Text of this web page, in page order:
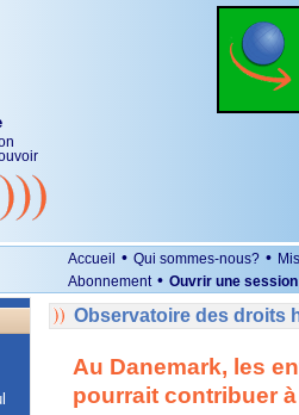
Accueil • Qui sommes-nous? •
Abonnement • Ouvrir une session
Observatoire des droits
Au Danemark, les
pourrait contribuer